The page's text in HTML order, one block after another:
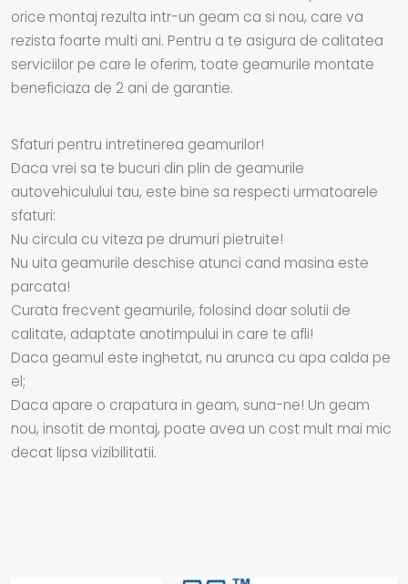
orice montaj rezulta intr-un geam ca si nou, care va
rezista foarte multi ani. Pentru a te asigura de calitatea
serviciilor pe care le oferim, toate geamurile montate
beneficiaza de 2 ani de garantie.
Sfaturi pentru intretinerea geamurilor!
Daca vrei sa te bucuri din plin de geamurile
autovehiculului tau, este bine sa respecti urmatoarele
sfaturi:
Nu circula cu viteza pe drumuri pietruite!
Nu uita geamurile deschise atunci cand masina este
parcata!
Curata frecvent geamurile, folosind doar solutii de
calitate, adaptate anotimpului in care te afli!
Daca geamul este inghetat, nu arunca cu apa calda pe
el;
Daca apare o crapatura in geam, suna-ne! Un geam
nou, insotit de montaj, poate avea un cost mult mai mic
decat lipsa vizibilitatii.